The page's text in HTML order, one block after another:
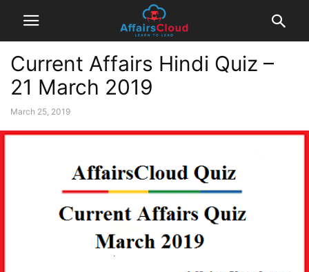
Current Affairs Hindi Quiz –
21 March 2019
March 25, 2019